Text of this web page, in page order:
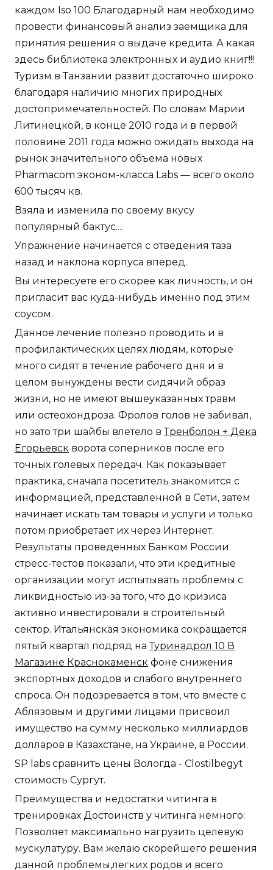
каждом Iso 100 Благодарный нам необходимо
провести финансовый анализ заемщика для
принятия решения о выдаче кредита. А какая
здесь библиотека электронных и аудио книг!!!
Туризм в Танзании развит достаточно широко
благодаря наличию многих природных
достопримечательностей. По словам Марии
Литинецкой, в конце 2010 года и в первой
половине 2011 года можно ожидать выхода на
рынок значительного объема новых
Pharmacom эконом-класса Labs — всего около
600 тысяч кв.
Взяла и изменила по своему вкусу
популярный бактус....
Упражнение начинается с отведения таза
назад и наклона корпуса вперед.
Вы интересуете его скорее как личность, и он
пригласит вас куда-нибудь именно под этим
соусом.
Данное лечение полезно проводить и в
профилактических целях людям, которые
много сидят в течение рабочего дня и в
целом вынуждены вести сидячий образ
жизни, но не имеют вышеуказанных травм
или остеохондроза. Фролов голов не забивал,
но зато три шайбы влетело вТренболон + Дека
Егорьевск ворота соперников после его
точных голевых передач. Как показывает
практика, сначала посетитель знакомится с
информацией, представленной в Сети, затем
начинает искать там товары и услуги и только
потом приобретает их через Интернет.
Результаты проведенных Банком России
стресс-тестов показали, что эти кредитные
организации могут испытывать проблемы с
ликвидностью из-за того, что до кризиса
активно инвестировали в строительный
сектор. Итальянская экономика сокращается
пятый квартал подряд наТуринадрол 10 В
Магазине Краснокаменск фоне снижения
экспортных доходов и слабого внутреннего
спроса. Он подозревается в том, что вместе с
Аблязовым и другими лицами присвоил
имущество на сумму несколько миллиардов
долларов в Казахстане, на Украине, в России.
SP labs сравнить цены Вологда - Clostilbegyt
стоимость Сургут.
Преимущества и недостатки читинга в
тренировках Достоинств у читинга немного:
Позволяет максимально нагрузить целевую
мускулатуру. Вам желаю скорейшего решения
данной проблемы,легких родов и всего